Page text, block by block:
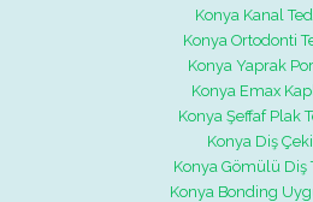
Konya Kanal
Konya Ortodonti
Konya Yaprak
Konya Emax
Konya Şeffaf Plak
Konya Diş
Konya Gömülü Diş
Konya Bonding